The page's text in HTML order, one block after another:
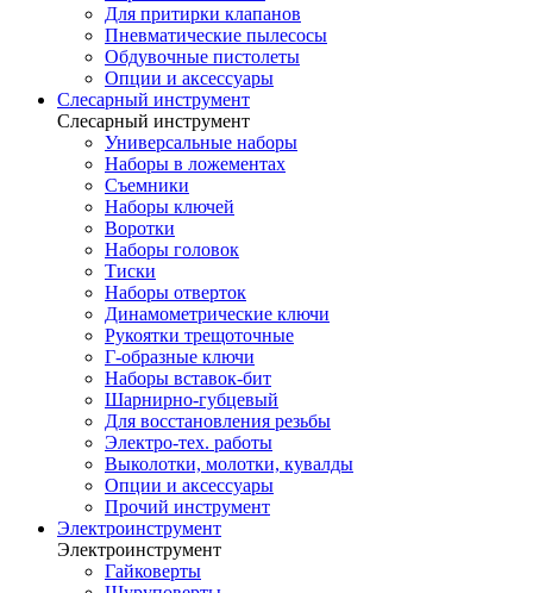
Для притирки клапанов
Пневматические пылесосы
Обдувочные пистолеты
Опции и аксессуары
Слесарный инструмент
Слесарный инструмент
Универсальные наборы
Наборы в ложементах
Съемники
Наборы ключей
Воротки
Наборы головок
Тиски
Наборы отверток
Динамометрические ключи
Рукоятки трещоточные
Г-образные ключи
Наборы вставок-бит
Шарнирно-губцевый
Для восстановления резьбы
Электро-тех. работы
Выколотки, молотки, кувалды
Опции и аксессуары
Прочий инструмент
Электроинструмент
Электроинструмент
Гайковерты